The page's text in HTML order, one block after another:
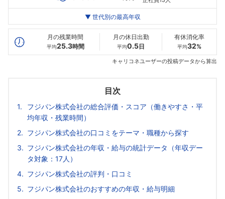
最高年収
20代
460万
30代
396万
--万
▼ 世代別の最高年収
月の残業時間
平均25.3時間
月の休日出勤
平均0.5日
有休消化率
平均32%
キャリコネユーザーの投稿データから算出
目次
フジパン株式会社の総合評価・スコア（働きやすさ・平
均年収・残業時間）
フジパン株式会社の口コミをテーマ・職種から探す
フジパン株式会社の年収・給与の統計データ（年収デー
タ対象：17人）
フジパン株式会社の評判・口コミ
フジパン株式会社のおすすめの年収・給与明細